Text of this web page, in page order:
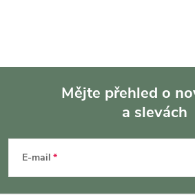
Mějte přehled o
a slevách
E-mail